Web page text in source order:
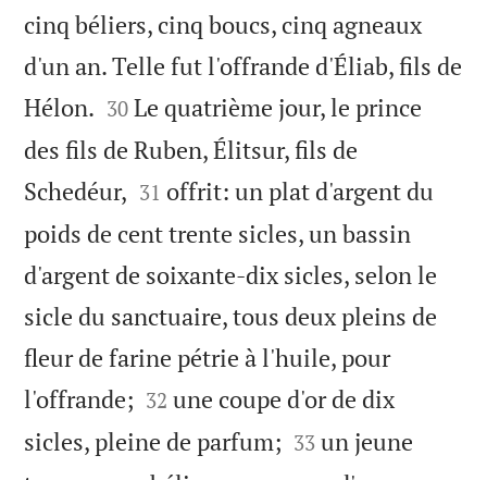
cinq béliers, cinq boucs, cinq agneaux
d'un an. Telle fut l'offrande d'Éliab, fils de
Hélon. 

30 Le quatrième jour, le prince
des fils de Ruben, Élitsur, fils de
Schedéur, 

31 offrit: un plat d'argent du
poids de cent trente sicles, un bassin
d'argent de soixante-dix sicles, selon le
sicle du sanctuaire, tous deux pleins de
fleur de farine pétrie à l'huile, pour
l'offrande; 

32 une coupe d'or de dix
sicles, pleine de parfum; 

33 un jeune